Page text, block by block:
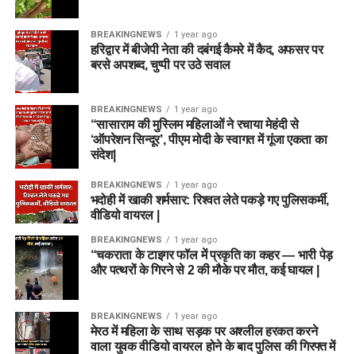
BREAKINGNEWS 1 year ago
हरिद्वार में बीजेपी नेता की दबंगई कैमरे में कैद, अफसर पर
बरसे अपशब्द, चुप्पी पर उठे सवाल
BREAKINGNEWS 1 year ago
“सासाराम की मुस्लिम महिलाओं ने रचाया मेहंदी से
‘ऑपरेशन सिन्दूर’, पीएम मोदी के स्वागत में गूंजा एकता का
संदेश|
BREAKINGNEWS 1 year ago
भदोही में खाकी शर्मसार: रिश्वत लेते पकड़े गए पुलिसकर्मी,
वीडियो वायरल |
BREAKINGNEWS 1 year ago
“चकराता के टाइगर फॉल में प्रकृति का कहर — भारी पेड़
और पत्थरों के गिरने से 2 की मौके पर मौत, कई घायल |
BREAKINGNEWS 1 year ago
मेरठ में महिला के साथ सड़क पर अश्लील हरकत करने
वाला युवक वीडियो वायरल होने के बाद पुलिस की गिरफ्त में